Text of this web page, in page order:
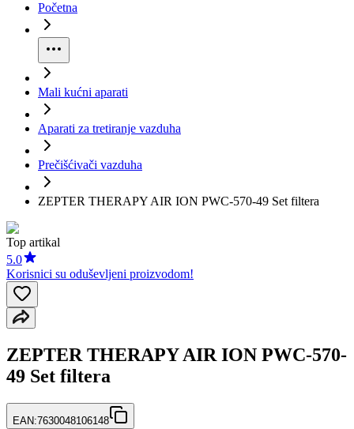
Početna
Mali kućni aparati
Aparati za tretiranje vazduha
Prečišćivači vazduha
ZEPTER THERAPY AIR ION PWC-570-49 Set filtera
Top artikal
5.0
Korisnici su oduševljeni proizvodom!
ZEPTER THERAPY AIR ION PWC-570-
49 Set filtera
EAN:7630048106148